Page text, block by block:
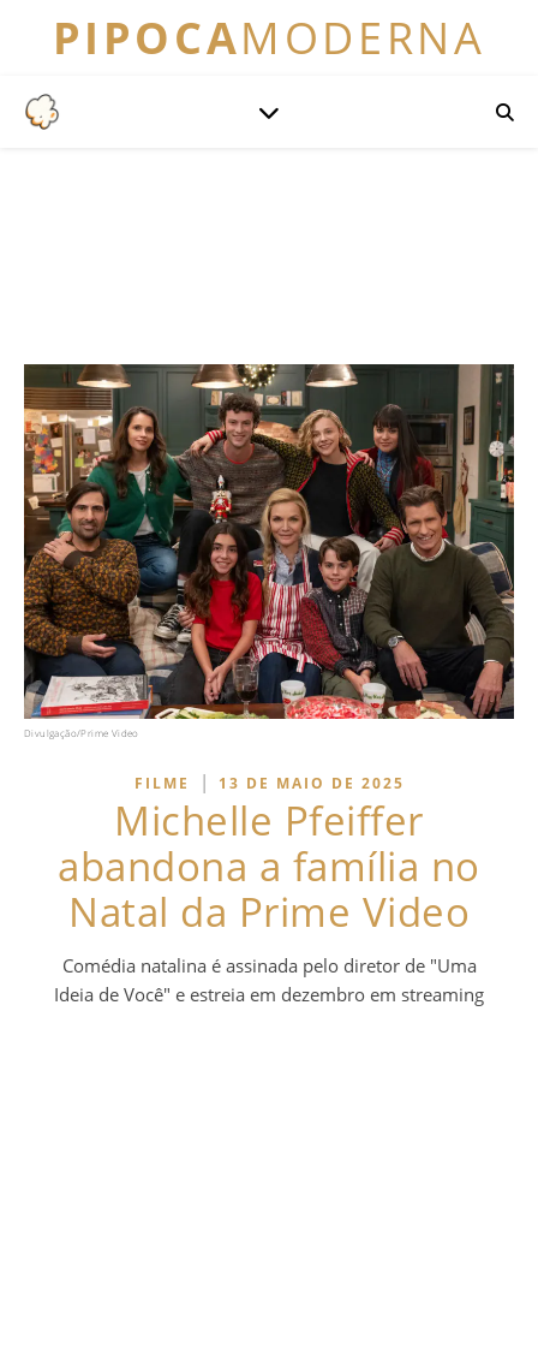
PIPOCAMODERNA
Divulgação/Prime Video
FILME | 13 DE MAIO DE 2025
Michelle Pfeiffer
abandona a família no
Natal da Prime Video
Comédia natalina é assinada pelo diretor de "Uma
Ideia de Você" e estreia em dezembro em streaming